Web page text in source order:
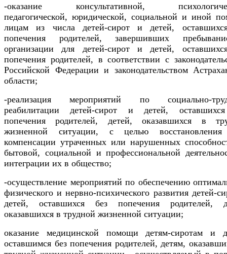
-оказание консультативной,
педагогической, юридической, социальной и иной
лицам из числа детей-сирот и детей,
попечения родителей, завершивших
организации для детей-сирот и детей,
попечения родителей, в соответствии с
Российской Федерации и законодательством
области;
-реализация мероприятий по социально-
реабилитации детей-сирот и детей,
попечения родителей, детей, оказавшихся в
жизненной ситуации, с целью
компенсации утраченных или нарушенных
бытовой, социальной и профессиональной
интеграции их в общество;
-осуществление мероприятий по обеспечению
физического и нервно-психического развития детей-
детей, оставшихся без попечения родителей,
оказавшихся в трудной жизненной ситуации;
оказание медицинской помощи детям-сиротам и
оставшимся без попечения родителей, детям,